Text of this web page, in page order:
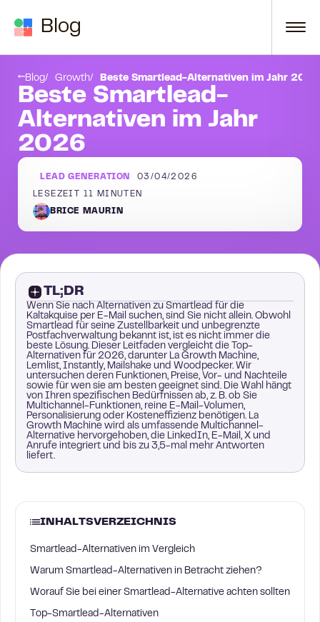
Blog
Blog Growth Beste Smartlead-Alternativen im Jahr 2026
Beste Smartlead-
Alternativen im Jahr
2026
LEAD GENERATION 03/04/2026
LESEZEIT 11 MINUTEN
BRICE MAURIN
TL;DR
Wenn Sie nach Alternativen zu Smartlead für die
Kaltakquise per E-Mail suchen, sind Sie nicht allein. Obwohl
Smartlead für seine Zustellbarkeit und unbegrenzte
Postfachverwaltung bekannt ist, ist es nicht immer die
beste Lösung. Dieser Leitfaden vergleicht die Top-
Alternativen für 2026, darunter La Growth Machine,
Lemlist, Instantly, Mailshake und Woodpecker. Wir
untersuchen deren Funktionen, Preise, Vor- und Nachteile
sowie für wen sie am besten geeignet sind. Die Wahl hängt
von Ihren spezifischen Bedürfnissen ab, z. B. ob Sie
Multichannel-Funktionen, reine E-Mail-Volumen,
Personalisierung oder Kosteneffizienz benötigen. La
Growth Machine wird als umfassende Multichannel-
Alternative hervorgehoben, die LinkedIn, E-Mail, X und
Anrufe integriert und bis zu 3,5-mal mehr Antworten
liefert.
INHALTSVERZEICHNIS
Smartlead-Alternativen im Vergleich
Warum Smartlead-Alternativen in Betracht ziehen?
Worauf Sie bei einer Smartlead-Alternative achten sollten
Top-Smartlead-Alternativen